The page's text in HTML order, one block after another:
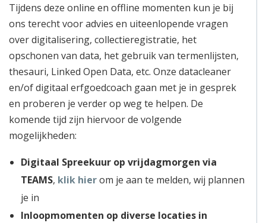
Tijdens deze online en offline momenten kun je bij
ons terecht voor advies en uiteenlopende vragen
over digitalisering, collectieregistratie, het
opschonen van data, het gebruik van termenlijsten,
thesauri, Linked Open Data, etc. Onze datacleaner
en/of digitaal erfgoedcoach gaan met je in gesprek
en proberen je verder op weg te helpen. De
komende tijd zijn hiervoor de volgende
mogelijkheden:
Digitaal Spreekuur op vrijdagmorgen via
TEAMS, klik hierom je aan te melden, wij plannen
je in
Inloopmomenten op diverse locaties in